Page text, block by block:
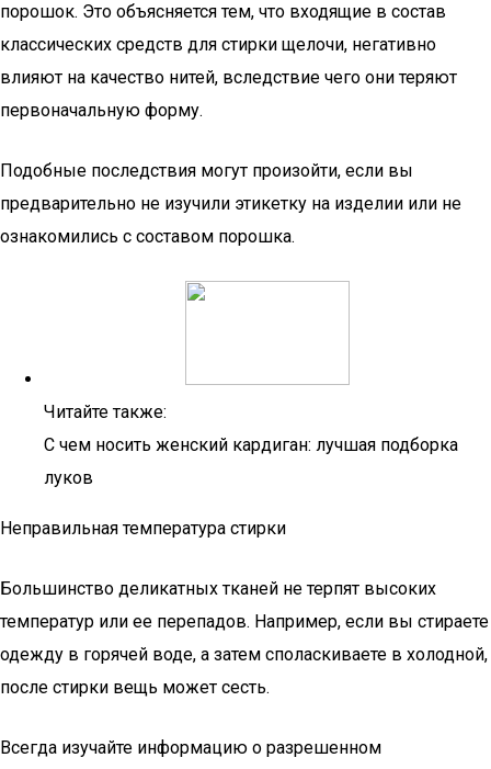
порошок. Это объясняется тем, что входящие в состав
классических средств для стирки щелочи, негативно
влияют на качество нитей, вследствие чего они теряют
первоначальную форму.
Подобные последствия могут произойти, если вы
предварительно не изучили этикетку на изделии или не
ознакомились с составом порошка.
Читайте также:
С чем носить женский кардиган: лучшая подборка
луков
Неправильная температура стирки
Большинство деликатных тканей не терпят высоких
температур или ее перепадов. Например, если вы стираете
одежду в горячей воде, а затем споласкиваете в холодной,
после стирки вещь может сесть.
Всегда изучайте информацию о разрешенном